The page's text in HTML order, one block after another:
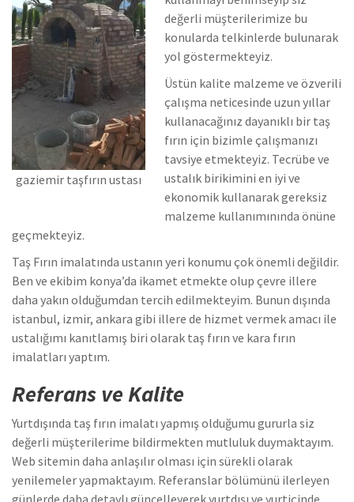
gaziemir taşfırın ustası
değerli müşterilerimize bu
konularda telkinlerde bulunarak
yol göstermekteyiz.
Üstün kalite malzeme ve özverili
çalışma neticesinde uzun yıllar
kullanacağınız dayanıklı bir taş
fırın için bizimle çalışmanızı
tavsiye etmekteyiz. Tecrübe ve
ustalık birikimini en iyi ve
ekonomik kullanarak gereksiz
malzeme kullanımınında önüne
geçmekteyiz.
Taş Fırın imalatında ustanın yeri konumu çok önemli değildir.
Ben ve ekibim konya’da ikamet etmekte olup çevre illere
daha yakın olduğumdan tercih edilmekteyim. Bunun dışında
istanbul, izmir, ankara gibi illere de hizmet vermek amacı ile
ustalığımı kanıtlamış biri olarak taş fırın ve kara fırın
imalatları yaptım.
Referans ve Kalite
Yurtdışında taş fırın imalatı yapmış olduğumu gururla siz
değerli müşterilerime bildirmekten mutluluk duymaktayım.
Web sitemin daha anlaşılır olması için sürekli olarak
yenilemeler yapmaktayım. Referanslar bölümünü ilerleyen
günlerde daha detaylı güncelleyerek yurtdışı ve yurtiçinde